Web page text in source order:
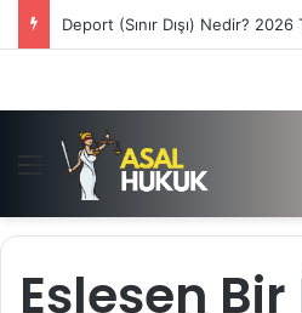
Deport (Sınır Dışı) Nedir?
Menü
Eşleşen